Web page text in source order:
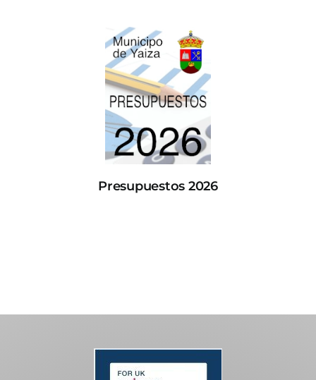
Presupuestos 2026